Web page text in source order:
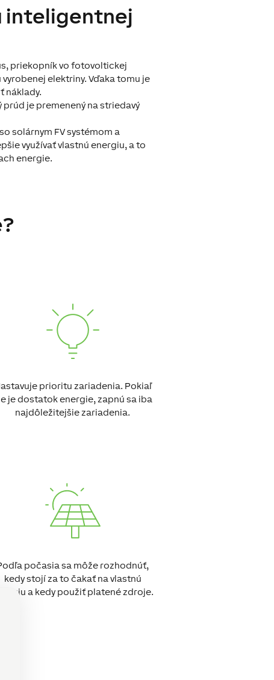
inteligentnej
priekopník vo fotovoltickej
elektriny. Vďaka tomu je
náklady.
je premenený na striedavý
solárnym FV systémom a
využívať vlastnú energiu, a to
energie.
prioritu zariadenia. Pokiaľ
je dostatok energie, zapnú sa iba
najdôležitejšie zariadenia.
počasia sa môže rozhodnúť,
kedy stojí za to čakať na vlastnú
a kedy použiť platené zdroje.